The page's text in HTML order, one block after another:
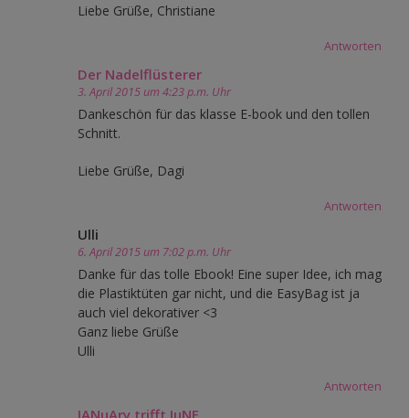
Liebe Grüße, Christiane
Antworten
Der Nadelflüsterer
3. April 2015 um 4:23 p.m. Uhr
Dankeschön für das klasse E-book und den tollen
Schnitt.
Liebe Grüße, Dagi
Antworten
Ulli
6. April 2015 um 7:02 p.m. Uhr
Danke für das tolle Ebook! Eine super Idee, ich mag
die Plastiktüten gar nicht, und die EasyBag ist ja
auch viel dekorativer <3
Ganz liebe Grüße
Ulli
Antworten
JANuAry trifft JuNE